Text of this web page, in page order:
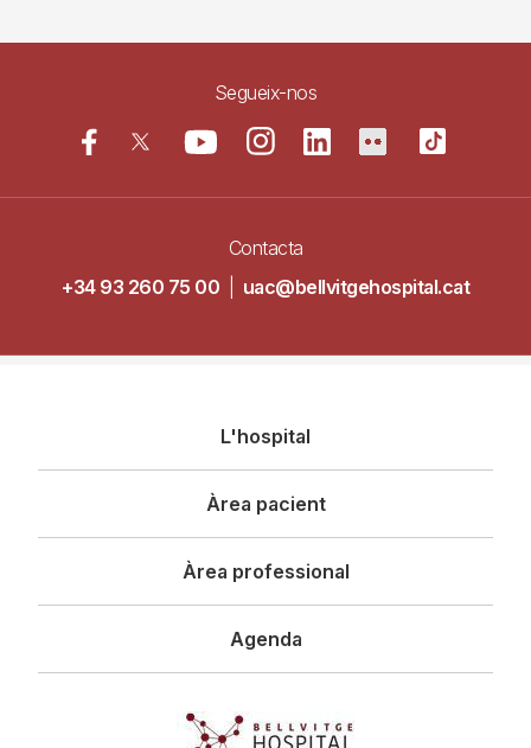
Segueix-nos
Contacta
+34 93 260 75 00
uac@bellvitgehospital.cat
principal
L'hospital
Àrea pacient
Àrea professional
Agenda